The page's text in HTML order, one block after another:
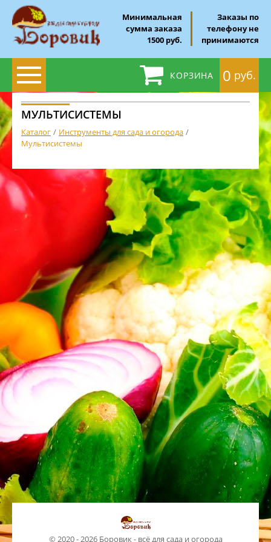
Минимальная
сумма заказа
1500 руб.
Заказы по
телефону не
принимаются
КОРЗИНА 0 руб.
МУЛЬТИСИСТЕМЫ
Каталог
Инструменты для сада и огорода
Мультисистемы
© 2020 - 2026 Боровик - всё для сада и огорода